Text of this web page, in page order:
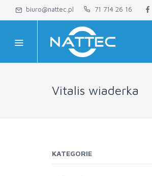
biuro@nattec.pl 71 714 26 16
Vitalis wiaderka
KATEGORIE